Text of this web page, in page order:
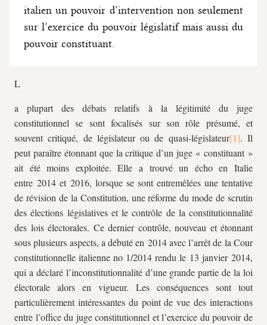
italien un pouvoir d’intervention non seulement
sur l’exercice du pouvoir législatif mais aussi du
pouvoir constituant.
L
a plupart des débats relatifs à la légitimité du juge
constitutionnel se sont focalisés sur son rôle présumé, et
souvent critiqué, de législateur ou de quasi-législateur
. Il
peut paraître étonnant que la critique d’un juge « constituant »
ait été moins exploitée. Elle a trouvé un écho en Italie
entre 2014 et 2016, lorsque se sont entremêlées une tentative
de révision de la Constitution, une réforme du mode de scrutin
des élections législatives et le contrôle de la constitutionnalité
des lois électorales. Ce dernier contrôle, nouveau et étonnant
sous plusieurs aspects, a débuté en 2014 avec l’arrêt de la Cour
constitutionnelle italienne no 1/2014 rendu le 13 janvier 2014,
qui a déclaré l’inconstitutionnalité d’une grande partie de la loi
électorale alors en vigueur. Les conséquences sont tout
particulièrement intéressantes du point de vue des interactions
entre l’office du juge constitutionnel et l’exercice du pouvoir de